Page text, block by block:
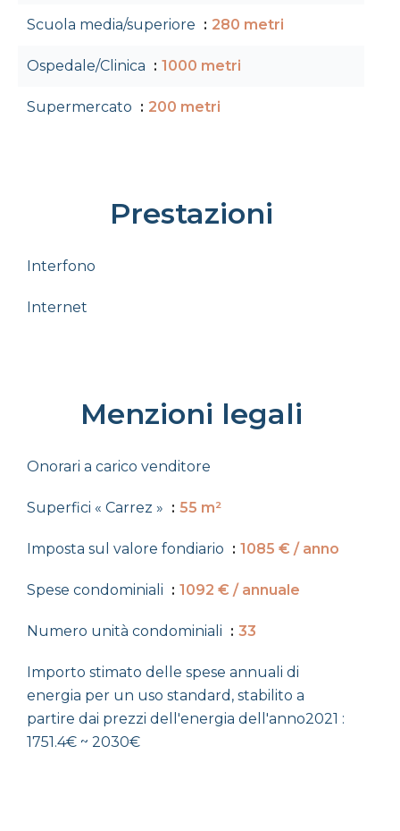
Scuola media/superiore 280 metri
Ospedale/Clinica 1000 metri
Supermercato 200 metri
Prestazioni
Interfono
Internet
Menzioni legali
Onorari a carico venditore
Superfici « Carrez » 55 m²
Imposta sul valore fondiario 1085 € / anno
Spese condominiali 1092 € / annuale
Numero unità condominiali 33
Importo stimato delle spese annuali di
energia per un uso standard, stabilito a
partire dai prezzi dell'energia dell'anno2021 :
1751.4€ ~ 2030€